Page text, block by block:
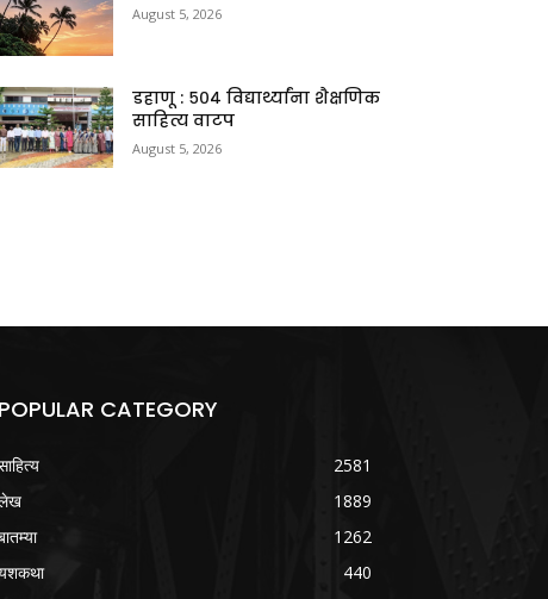
August 5, 2026
डहाणू : ५०४ विद्यार्थ्यांना शैक्षणिक
साहित्य वाटप
August 5, 2026
POPULAR CATEGORY
2581
1889
1262
440